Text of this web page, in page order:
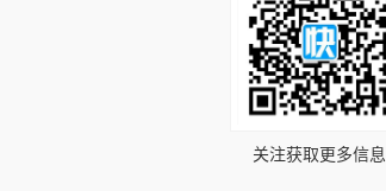
关注获取更多信息